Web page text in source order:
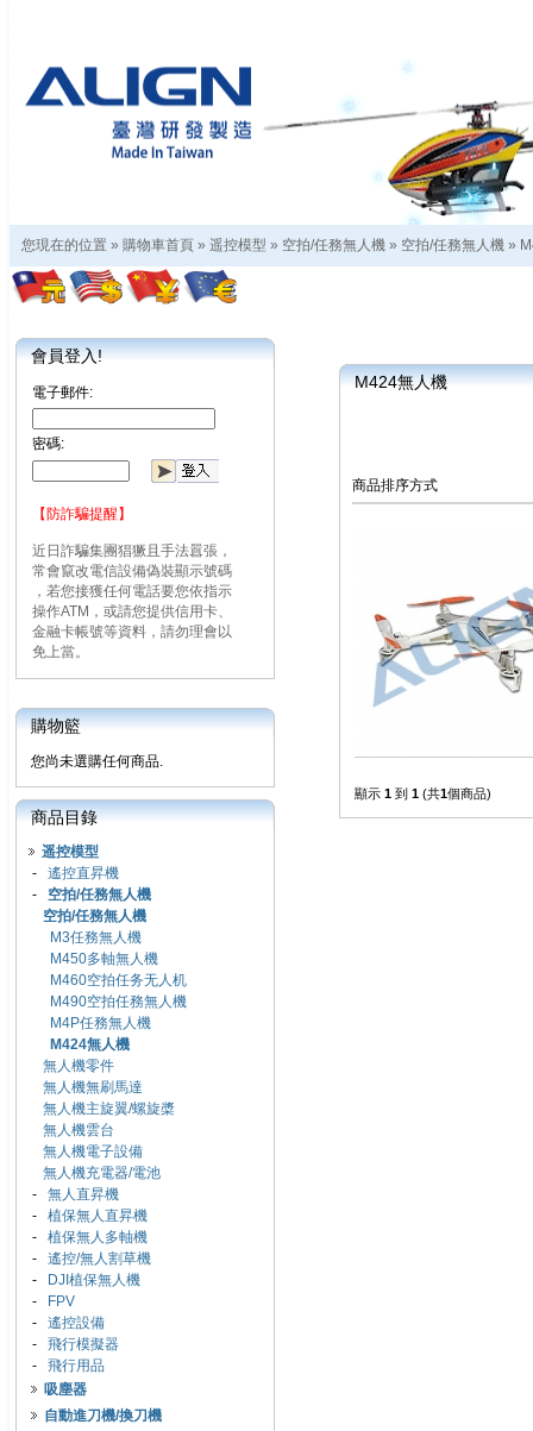
您現在的位置 » 購物車首頁 » 遥控模型 » 空拍/任務無人機 » 空拍/任務無人機 »
會員登入!
電子郵件:
密碼:
【防詐騙提醒】
近日詐騙集團猖獗且手法囂張，
常會竄改電信設備偽裝顯示號碼
，若您接獲任何電話要您依指示
操作ATM，或請您提供信用卡、
金融卡帳號等資料，請勿理會以
免上當。
購物籃
您尚未選購任何商品.
商品目錄
遥控模型
- 遙控直昇機
- 空拍/任務無人機
空拍/任務無人機
M3任務無人機
M450多軸無人機
M460空拍任务无人机
M490空拍任務無人機
M4P任務無人機
M424無人機
無人機零件
無人機無刷馬達
無人機主旋翼/螺旋槳
無人機雲台
無人機電子設備
無人機充電器/電池
- 無人直昇機
- 植保無人直昇機
- 植保無人多軸機
- 遙控/無人割草機
-
DJI植保無人機
-
FPV
- 遙控設備
- 飛行模擬器
- 飛行用品
吸塵器
自動進刀機/換刀機
M424無人機
商品排序方式
顯示 1 到 1 (共1個商品)